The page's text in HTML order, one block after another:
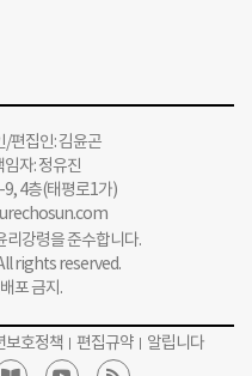
편집인: 김윤곤
자: 정유진
4층(태평로1가)
리강령을 준수합니다.
rights reserved.
포 금지.
보호정책 편집규약 알립니다